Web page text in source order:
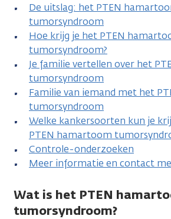
De uitslag: het PTEN
tumorsyndroom
Hoe krijg je het PTEN
tumorsyndroom?
Je familie vertellen over het
tumorsyndroom
Familie van iemand met het
tumorsyndroom
Welke kankersoorten kun je
PTEN hamartoom
Controle-onderzoeken
Meer informatie en contact
Wat is het PTEN
tumorsyndroom?